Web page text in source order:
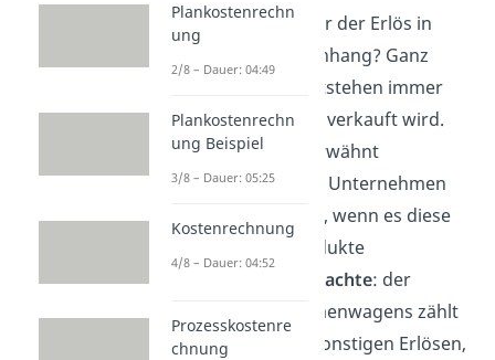
Wie steht jetzt aber der Erlös in
diesem Zusammenhang? Ganz
einfach: Erlöse entstehen immer
dann, wenn etwas verkauft wird.
Wie oben schon erwähnt
erwirtschaftet das Unternehmen
also einen Umsatz, wenn es diese
hergestellten Produkte
Beachte: der
Verkauf eines Firmenwagens zählt
ebenfalls zu den sonstigen Erlösen,
Plankostenrechn
ung
2/8 – Dauer: 04:49
Plankostenrechn
ung Beispiel
3/8 – Dauer: 05:25
Kostenrechnung
4/8 – Dauer: 04:52
Prozesskostenre
chnung